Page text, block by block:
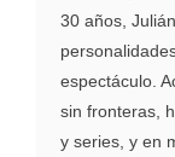
30 años,
espectáculo.
sin fronteras,
y series, y en